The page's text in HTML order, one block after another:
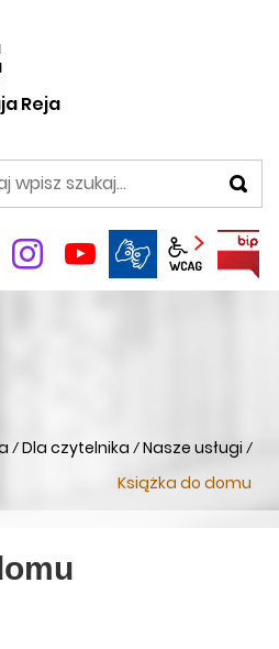
Reja
facebookinstagram
YouTube
Panel
/ Dla czytelnika / Nasze usługi /
Książka do domu